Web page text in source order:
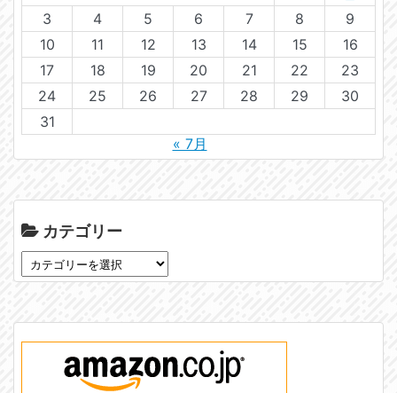
3
4 5 6 7 8
9
10
11 12 13 14 15
16
17
18 19 20 21 22
23
24
25 26 27 28 29
30
31
« 7月
カテゴリー